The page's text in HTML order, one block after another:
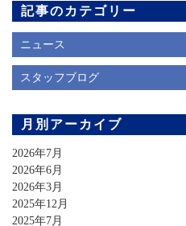
記事のカテゴリー
ニュース
スタッフブログ
月別アーカイブ
2026年7月
2026年6月
2026年3月
2025年12月
2025年7月